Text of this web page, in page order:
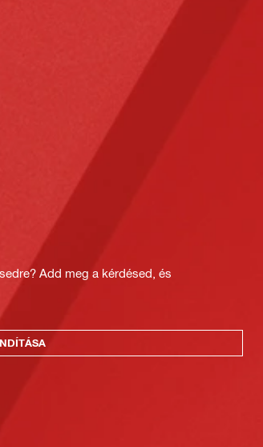
Add meg a kérdésed, és